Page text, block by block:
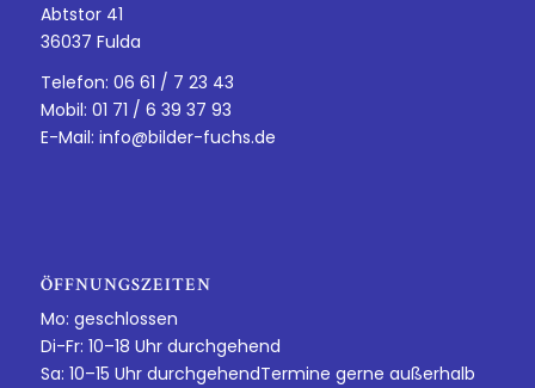
Abtstor 41
36037 Fulda
Telefon: 06 61 / 7 23 43
Mobil: 01 71 / 6 39 37 93
E-Mail: info@bilder-fuchs.de
ÖFFNUNGSZEITEN
Mo: geschlossen
Di-Fr: 10–18 Uhr durchgehend
Sa: 10–15 Uhr durchgehendTermine gerne außerhalb